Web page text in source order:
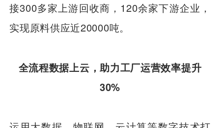
接300多家上游回收商，120余家下游企业，
实现原料供应近20000吨。
全流程数据上云，助力工厂运营效率提升
30%